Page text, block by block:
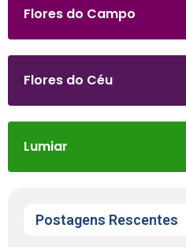
Flores do Campo
Flores do Céu
Lumiar
Postagens Rescentes